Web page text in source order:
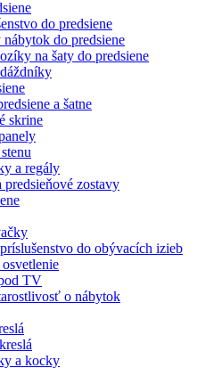
do predsiene
do predsiene
na šaty do predsiene
a šatne
skrine
a regály
predsieňové zostavy
do obývacích izieb
TV
o nábytok
a kocky